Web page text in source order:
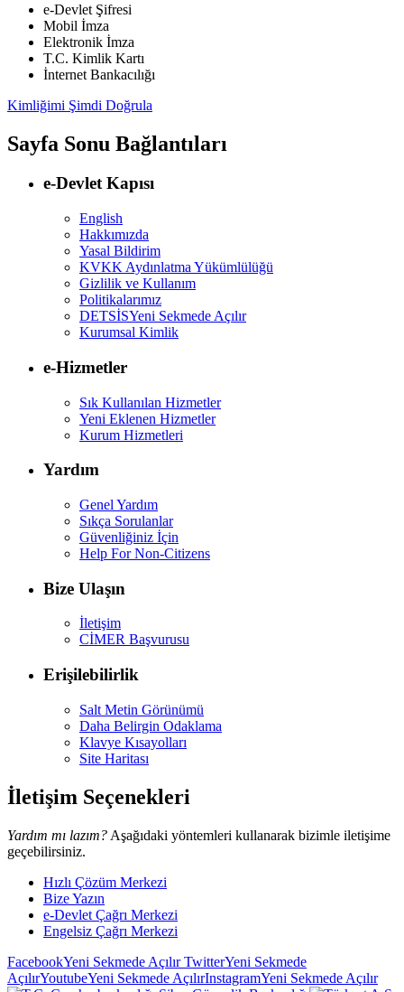
e-Devlet Şifresi
Mobil İmza
Elektronik İmza
T.C. Kimlik Kartı
İnternet Bankacılığı
Kimliğimi Şimdi Doğrula
Sayfa Sonu Bağlantıları
e-Devlet Kapısı
English
Hakkımızda
Yasal Bildirim
KVKK Aydınlatma Yükümlülüğü
Gizlilik ve Kullanım
Politikalarımız
DETSİSYeni Sekmede Açılır
Kurumsal Kimlik
e-Hizmetler
Sık Kullanılan Hizmetler
Yeni Eklenen Hizmetler
Kurum Hizmetleri
Yardım
Genel Yardım
Sıkça Sorulanlar
Güvenliğiniz İçin
Help For Non-Citizens
Bize Ulaşın
İletişim
CİMER Başvurusu
Erişilebilirlik
Salt Metin Görünümü
Daha Belirgin Odaklama
Klavye Kısayolları
Site Haritası
İletişim Seçenekleri
Yardım mı lazım? Aşağıdaki yöntemleri kullanarak bizimle iletişime
geçebilirsiniz.
Hızlı Çözüm Merkezi
Bize Yazın
e-Devlet Çağrı Merkezi
Engelsiz Çağrı Merkezi
FacebookYeni Sekmede AçılırTwitterYeni Sekmede
AçılırYoutubeYeni Sekmede AçılırInstagramYeni Sekmede Açılır